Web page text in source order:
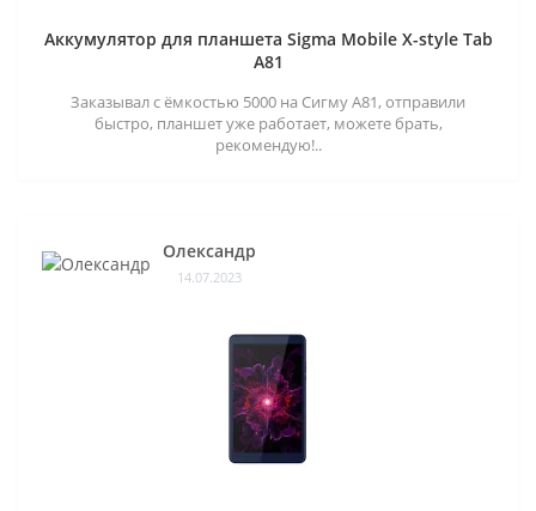
Аккумулятор для планшета Sigma Mobile X-style Tab
A81
Заказывал с ёмкостью 5000 на Сигму А81, отправили
быстро, планшет уже работает, можете брать,
рекомендую!..
Олександр
14.07.2023